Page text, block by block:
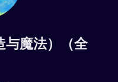
与魔法）（全